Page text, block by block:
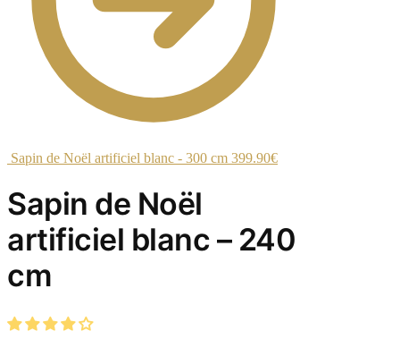
Sapin de Noël artificiel blanc - 300 cm 399.90€
Sapin de Noël
artificiel blanc – 240
cm